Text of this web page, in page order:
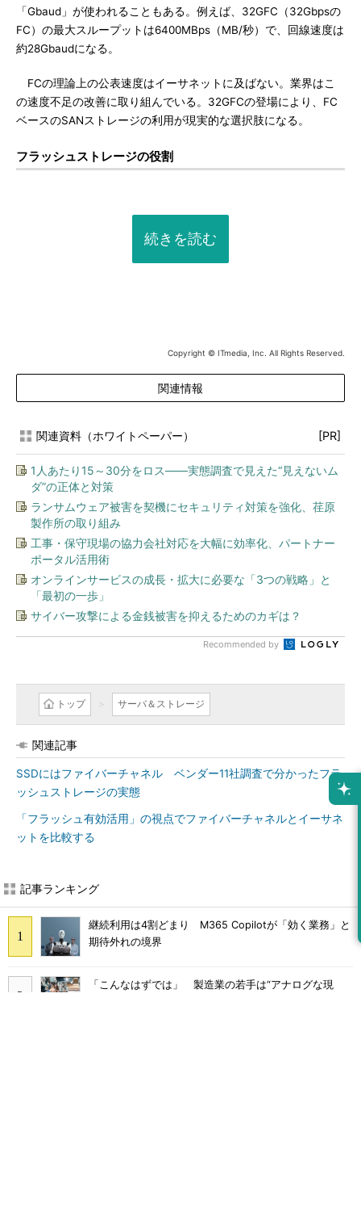
「Gbaud」が使われることもある。例えば、32GFC（32Gbpsの
FC）の最大スループットは6400MBps（MB/秒）で、回線速度は
約28Gbaudになる。
FCの理論上の公表速度はイーサネットに及ばない。業界はこ
の速度不足の改善に取り組んでいる。32GFCの登場により、FC
ベースのSANストレージの利用が現実的な選択肢になる。
フラッシュストレージの役割
続きを読む
Copyright © ITmedia, Inc. All Rights Reserved.
関連情報
関連資料（ホワイトペーパー） [PR]
1人あたり15～30分をロス――実態調査で見えた“見えないム
ダ”の正体と対策
ランサムウェア被害を契機にセキュリティ対策を強化、荏原
製作所の取り組み
工事・保守現場の協力会社対応を大幅に効率化、パートナー
ポータル活用術
オンラインサービスの成長・拡大に必要な「3つの戦略」と
「最初の一歩」
サイバー攻撃による金銭被害を抑えるためのカギは？
Recommended by
トップ サーバ＆ストレージ
関連記事
SSDにはファイバーチャネル ベンダー11社調査で分かったフラ
ッシュストレージの実態
「フラッシュ有効活用」の視点でファイバーチャネルとイーサネ
ットを比較する
記事ランキング
継続利用は4割どまり M365 Copilotが「効く業務」と
期待外れの境界
「こんなはずでは」 製造業の若手は“アナログな現